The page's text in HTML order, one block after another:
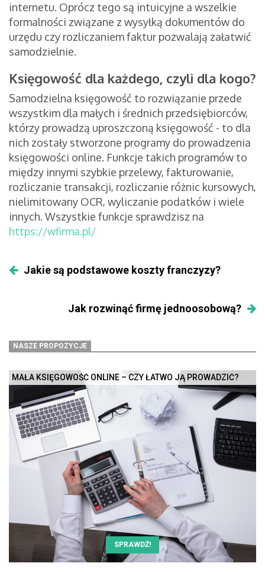
internetu. Oprócz tego są intuicyjne a wszelkie
formalności związane z wysyłką dokumentów do
urzędu czy rozliczaniem faktur pozwalają załatwić
samodzielnie.
Księgowość dla każdego, czyli dla kogo?
Samodzielna księgowość to rozwiązanie przede
wszystkim dla małych i średnich przedsiębiorców,
którzy prowadzą uproszczoną księgowość - to dla
nich zostały stworzone programy do prowadzenia
księgowości online. Funkcje takich programów to
między innymi szybkie przelewy, fakturowanie,
rozliczanie transakcji, rozliczanie różnic kursowych,
nielimitowany OCR, wyliczanie podatków i wiele
innych. Wszystkie funkcje sprawdzisz na
https://wfirma.pl/
Jakie są podstawowe koszty franczyzy?
Jak rozwinąć firmę jednoosobową?
NASZE PROPOZYCJE
MAŁA KSIĘGOWOŚĆ ONLINE – CZY ŁATWO JĄ PROWADZIĆ?
SPRAWDŹ!